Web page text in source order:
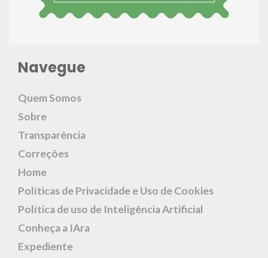
Navegue
Quem Somos
Sobre
Transparência
Correções
Home
Políticas de Privacidade e Uso de Cookies
Política de uso de Inteligência Artificial
Conheça a IAra
Expediente